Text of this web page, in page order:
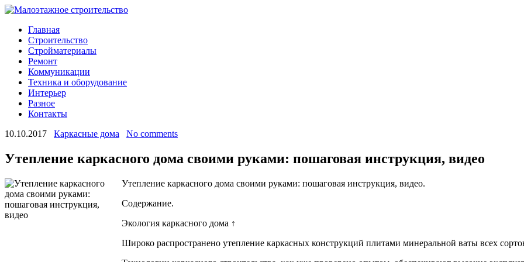
Главная
Строительство
Стройматериалы
Ремонт
Коммуникации
Техника и оборудование
Интерьер
Разное
Контакты
10.10.2017
Каркасные дома No comments
Утепление каркасного дома своими руками: пошаговая инструкция, видео
Утепление каркасного дома своими руками: пошаговая инструкция, видео.
Содержание.
Экология каркасного дома ↑
Широко распространено утепление каркасных конструкций плитами минеральной ваты всех